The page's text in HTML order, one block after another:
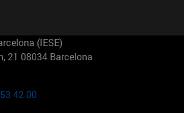
(IESE)
21 08034 Barcelona
42 00